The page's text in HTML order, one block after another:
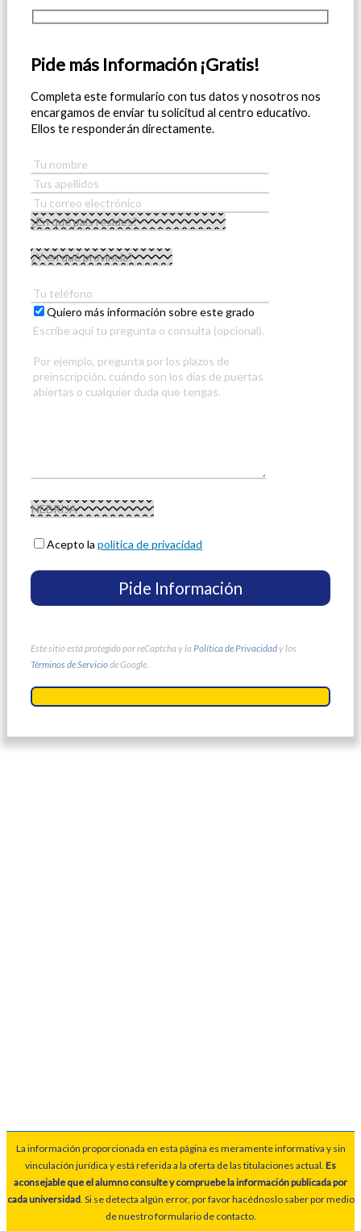
Pide más Información ¡Gratis!
Completa este formulario con tus datos y nosotros nos
encargamos de enviar tu solicitud al centro educativo.
Ellos te responderán directamente.
Quiero más información sobre este grado
Acepto lapolítica de privacidad
Este sitio está protegido por reCaptcha y la Política de Privacidady los
Términos de Serviciode Google.
La información proporcionada en esta página es meramente informativa y sin
vinculación jurídica y está referida a la oferta de las titulaciones actual. Es
aconsejable que el alumno consulte y compruebe la información publicada por
cada universidad. Si se detecta algún error, por favor hacédnoslo saber por medio
de nuestro formulario de contacto.